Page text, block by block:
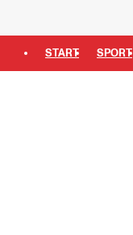
START SPORT